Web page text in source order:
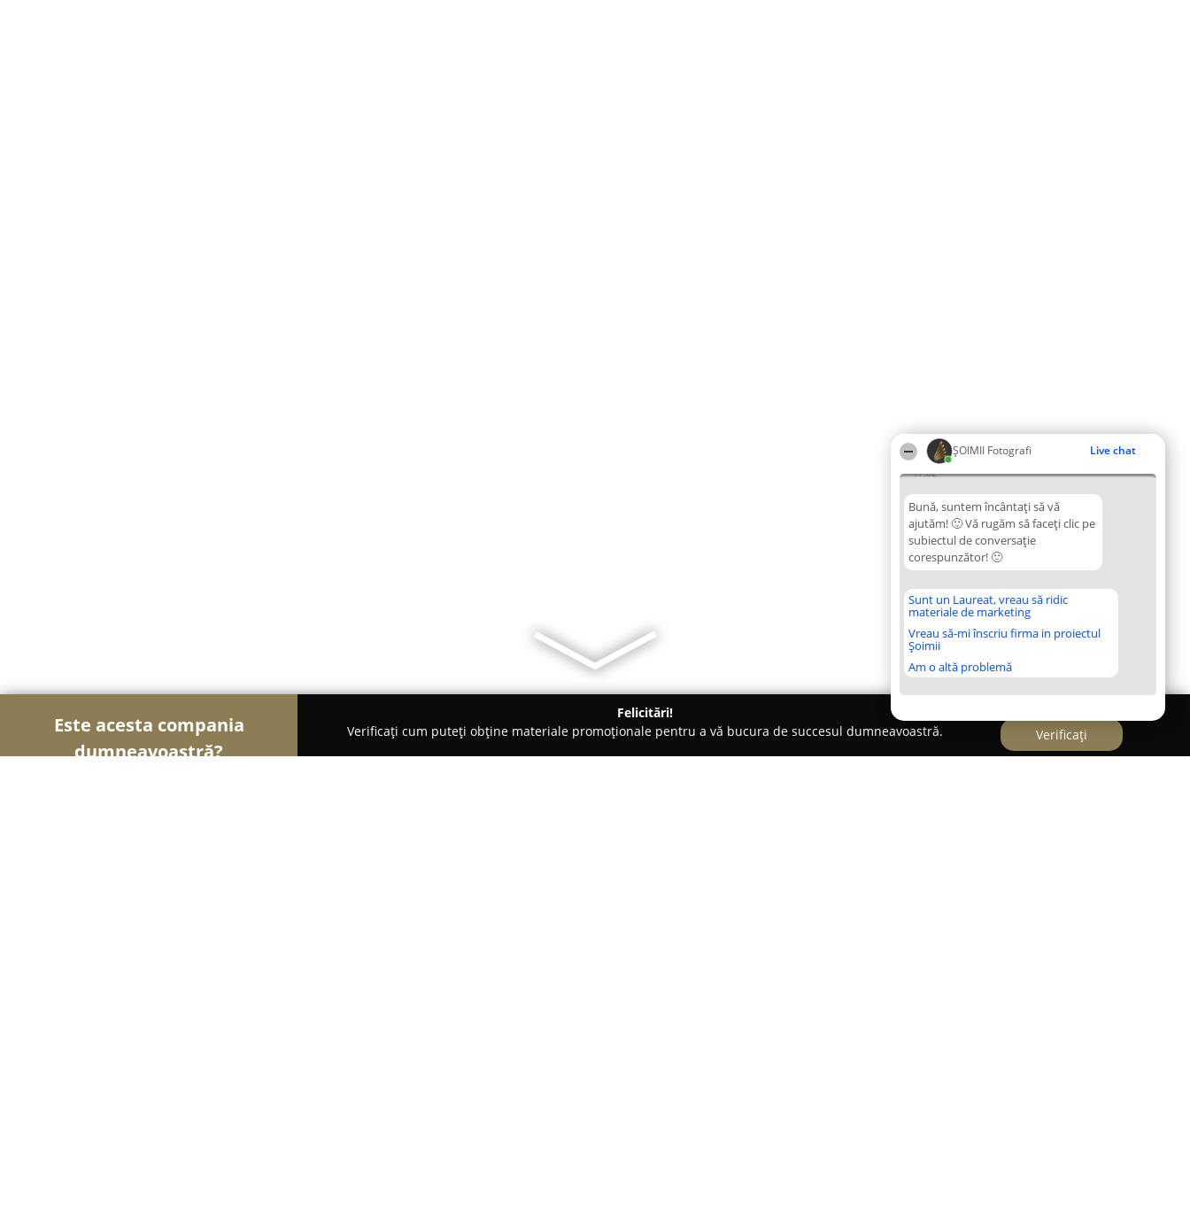
ȘOIMII Fotografi Live chat
17:02
Bună, suntem încântați să vă
ajutăm! 🙂 Vă rugăm să faceți clic pe
subiectul de conversație
corespunzător! 🙂
Sunt un Laureat, vreau să ridic
materiale de marketing
Vreau să-mi înscriu firma in proiectul
Șoimii
Am o altă problemă
Este acesta compania
dumneavoastră?
Felicitări!
Verificați cum puteți obține materiale promoționale pentru a vă bucura de succesul dumneavoastră.
Verificați